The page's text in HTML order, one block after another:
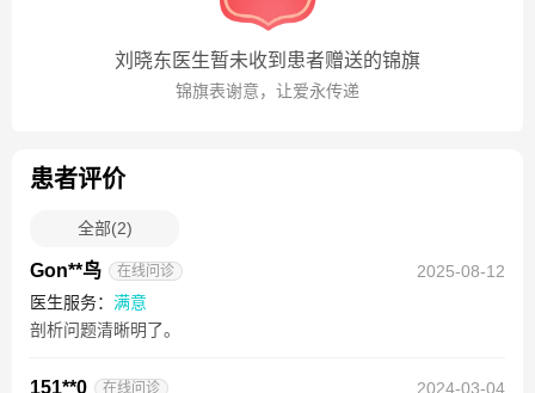
刘晓东医生暂未收到患者赠送的锦旗
锦旗表谢意，让爱永传递
患者评价
全部(2)
Gon**鸟 在线问诊
2025-08-12
医生服务： 满意
剖析问题清晰明了。
151**0 在线问诊 2024-03-04